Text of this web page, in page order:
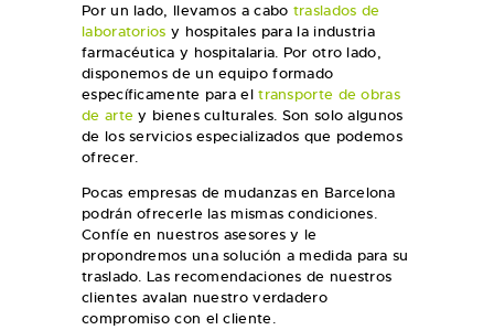
Por un lado, llevamos a cabo traslados de
laboratorios y hospitales para la industria
farmacéutica y hospitalaria. Por otro lado,
disponemos de un equipo formado
específicamente para eltransporte de obras
de arte y bienes culturales. Son solo algunos
de los servicios especializados que podemos
ofrecer.
Pocas empresas de mudanzas en Barcelona
podrán ofrecerle las mismas condiciones.
Confíe en nuestros asesores y le
propondremos una solución a medida para su
traslado. Las recomendaciones de nuestros
clientes avalan nuestro verdadero
compromiso con el cliente.